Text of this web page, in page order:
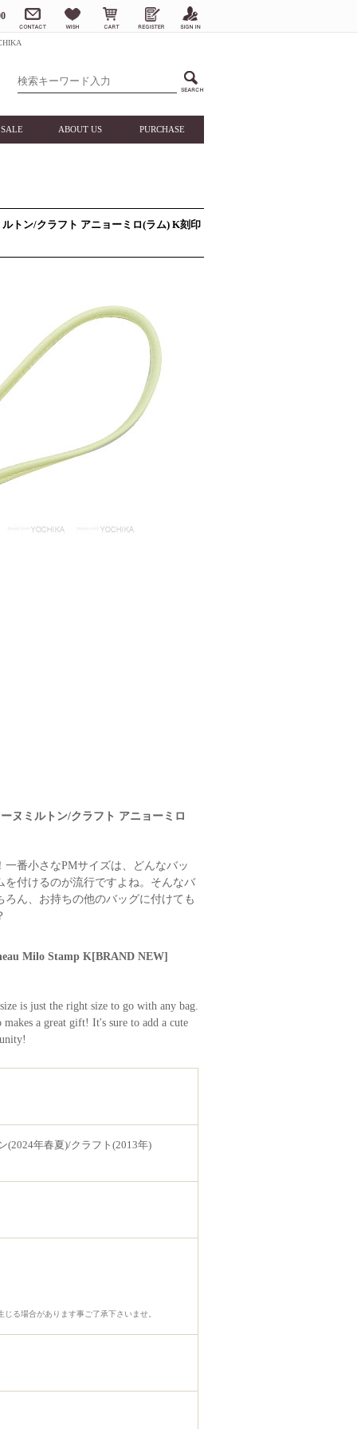
SALE ABOUT US PURCHASE
トン/クラフト アニョーミロ(ラム) K刻印
ヌミルトン/クラフト アニョーミロ
番小さなPMサイズは、どんなバッ
付けるのが流行ですよね。そんなバ
ん、お持ちの他のバッグに付けても
Milo Stamp K[BRAND NEW]
is just the right size to go with any bag.
a great gift! It's sure to add a cute
(2024年春夏)/クラフト(2013年)
る場合があります事ご了承下さいませ。